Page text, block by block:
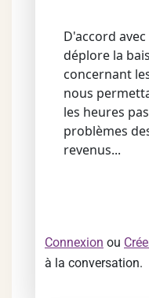
D'accord
déplore la
concernant
nous
les heures
problèmes
revenus...
Connexion ou
à la conversation.